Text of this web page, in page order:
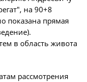
на 90+8
показана прямая
в область живота
рассмотрения